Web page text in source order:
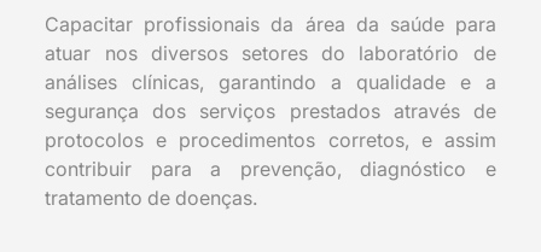
Capacitar profissionais da área da saúde para
atuar nos diversos setores do laboratório de
análises clínicas, garantindo a qualidade e a
segurança dos serviços prestados através de
protocolos e procedimentos corretos, e assim
contribuir para a prevenção, diagnóstico e
tratamento de doenças.